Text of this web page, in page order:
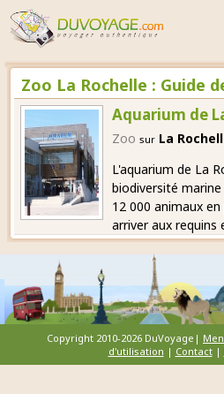
Zoo La Rochelle : Guide
Aquarium de
Zoo sur La
L'aquarium de La
biodiversité
12 000 animaux
arriver aux requins
Copyright 2010-2026 DuVoyage|
d'utilisation | Contact|